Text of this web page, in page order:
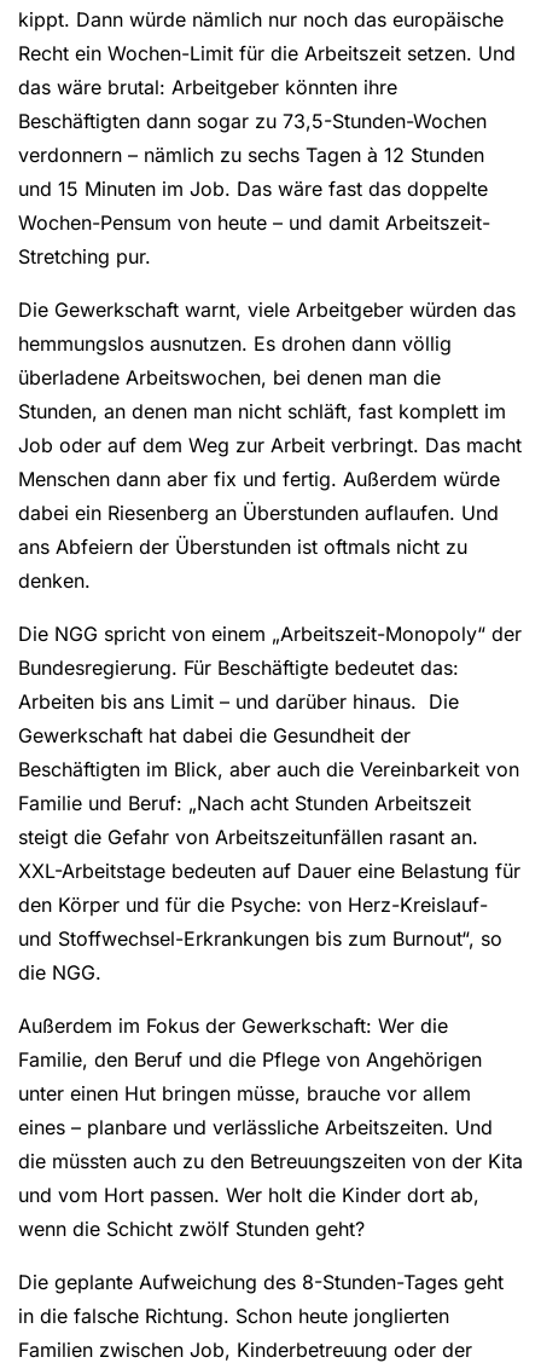
kippt. Dann würde nämlich nur noch das europäische
Recht ein Wochen-Limit für die Arbeitszeit setzen. Und
das wäre brutal: Arbeitgeber könnten ihre
Beschäftigten dann sogar zu 73,5-Stunden-Wochen
verdonnern – nämlich zu sechs Tagen à 12 Stunden
und 15 Minuten im Job. Das wäre fast das doppelte
Wochen-Pensum von heute – und damit Arbeitszeit-
Stretching pur.
Die Gewerkschaft warnt, viele Arbeitgeber würden das
hemmungslos ausnutzen. Es drohen dann völlig
überladene Arbeitswochen, bei denen man die
Stunden, an denen man nicht schläft, fast komplett im
Job oder auf dem Weg zur Arbeit verbringt. Das macht
Menschen dann aber fix und fertig. Außerdem würde
dabei ein Riesenberg an Überstunden auflaufen. Und
ans Abfeiern der Überstunden ist oftmals nicht zu
denken.
Die NGG spricht von einem „Arbeitszeit-Monopoly“ der
Bundesregierung. Für Beschäftigte bedeutet das:
Arbeiten bis ans Limit – und darüber hinaus. Die
Gewerkschaft hat dabei die Gesundheit der
Beschäftigten im Blick, aber auch die Vereinbarkeit von
Familie und Beruf: „Nach acht Stunden Arbeitszeit
steigt die Gefahr von Arbeitszeitunfällen rasant an.
XXL-Arbeitstage bedeuten auf Dauer eine Belastung für
den Körper und für die Psyche: von Herz-Kreislauf-
und Stoffwechsel-Erkrankungen bis zum Burnout“, so
die NGG.
Außerdem im Fokus der Gewerkschaft: Wer die
Familie, den Beruf und die Pflege von Angehörigen
unter einen Hut bringen müsse, brauche vor allem
eines – planbare und verlässliche Arbeitszeiten. Und
die müssten auch zu den Betreuungszeiten von der Kita
und vom Hort passen. Wer holt die Kinder dort ab,
wenn die Schicht zwölf Stunden geht?
Die geplante Aufweichung des 8-Stunden-Tages geht
in die falsche Richtung. Schon heute jonglierten
Familien zwischen Job, Kinderbetreuung oder der